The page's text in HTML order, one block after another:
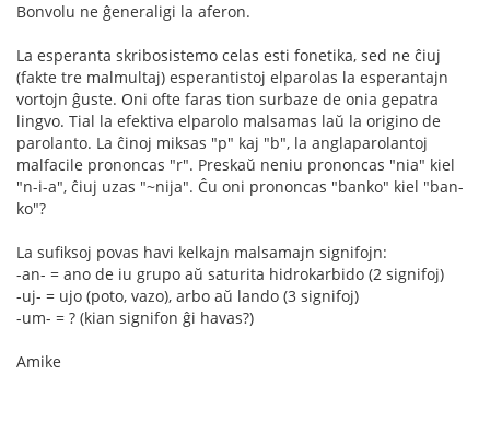
Bonvolu ne ĝeneraligi la aferon.
La esperanta skribosistemo celas esti fonetika, sed ne ĉiuj
(fakte tre malmultaj) esperantistoj elparolas la esperantajn
vortojn ĝuste. Oni ofte faras tion surbaze de onia gepatra
lingvo. Tial la efektiva elparolo malsamas laŭ la origino de
parolanto. La ĉinoj miksas "p" kaj "b", la anglaparolantoj
malfacile prononcas "r". Preskaŭ neniu prononcas "nia" kiel
"n-i-a", ĉiuj uzas "~nija". Ĉu oni prononcas "banko" kiel "ban-
ko"?
La sufiksoj povas havi kelkajn malsamajn signifojn:
-an- = ano de iu grupo aŭ saturita hidrokarbido (2 signifoj)
-uj- = ujo (poto, vazo), arbo aŭ lando (3 signifoj)
-um- = ? (kian signifon ĝi havas?)
Amike